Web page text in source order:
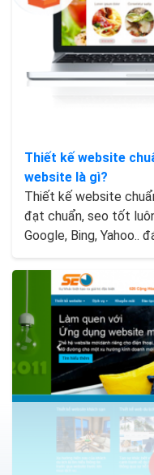
Thiết kế website
website là gì?
Thiết kế website
đạt chuẩn, seo tốt
Google, Bing, Yahoo..